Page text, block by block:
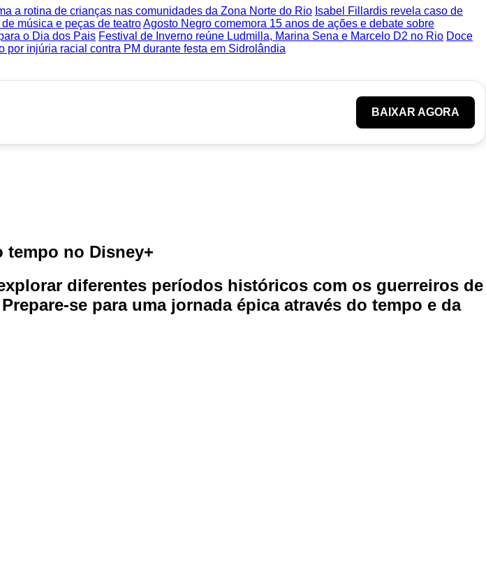
a rotina de crianças nas comunidades da Zona Norte do Rio Isabel Fillardis revela caso de
música e peças de teatroAgosto Negro comemora 15 anos de ações e debate sobre
o Dia dos Pais Festival de Inverno reúne Ludmilla, Marina Sena e Marcelo D2 no Rio Doce
por injúria racial contra PM durante festa em Sidrolândia
BAIXAR AGORA
tempo no Disney+
diferentes períodos históricos com os guerreiros de
se para uma jornada épica através do tempo e da